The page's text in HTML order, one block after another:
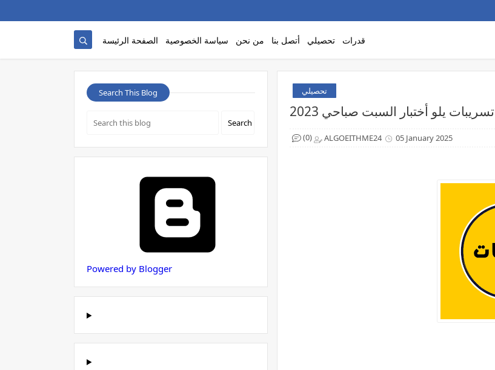
الصفحة الرئيسة سياسة الخصوصية من نحن أتصل بنا تحصيلي قدرات
تحصيلي
تسريبات يلو أختبار السبت صباحي 2023
ALGOEITHME24 05 January 2025
(0)
Search This Blog
Powered by Blogger